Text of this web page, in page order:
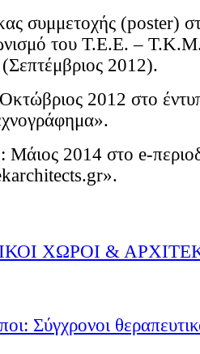
συμμετοχής (poster)
του Τ.Ε.Ε. –
2012).
2012 στο
Μάιος 2014 στο e-
ΧΩΡΟΙ &
Σύγχρονοι